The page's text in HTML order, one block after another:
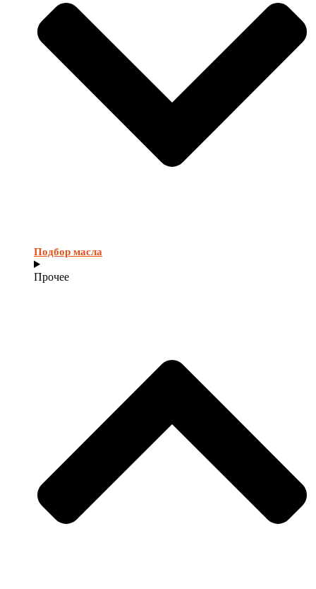
Подбор масла
Прочее